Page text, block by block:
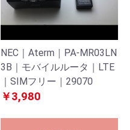
NEC｜Aterm｜PA-MR03LN
3B｜モバイルルータ｜LTE
｜SIMフリー｜29070
￥3,980